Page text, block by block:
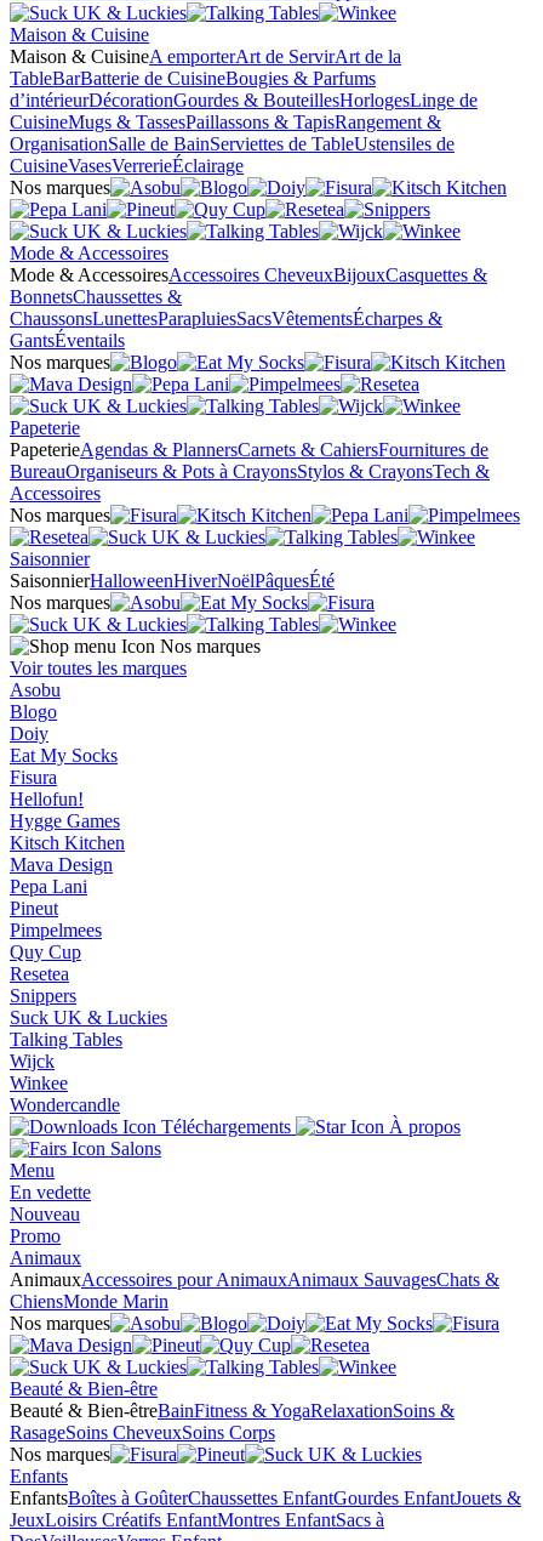
Maison & Cuisine
Maison & CuisineA emporterArt de ServirArt de la
TableBarBatterie de CuisineBougies & Parfums
d’intérieurDécorationGourdes & BouteillesHorlogesLinge de
CuisineMugs & TassesPaillassons & TapisRangement &
OrganisationSalle de BainServiettes de TableUstensiles de
CuisineVasesVerrerieÉclairage
Nos marques
Mode & Accessoires
Mode & AccessoiresAccessoires CheveuxBijouxCasquettes &
BonnetsChaussettes &
ChaussonsLunettesParapluiesSacsVêtementsÉcharpes &
GantsÉventails
Nos marques
Papeterie
PapeterieAgendas & PlannersCarnets & CahiersFournitures de
BureauOrganiseurs & Pots à CrayonsStylos & CrayonsTech &
Accessoires
Nos marques
Saisonnier
SaisonnierHalloweenHiverNoëlPâquesÉté
Nos marques
Nos marques
Voir toutes les marques
Asobu
Blogo
Doiy
Eat My Socks
Fisura
Hellofun!
Hygge Games
Kitsch Kitchen
Mava Design
Pepa Lani
Pineut
Pimpelmees
Quy Cup
Resetea
Snippers
Suck UK & Luckies
Talking Tables
Wijck
Winkee
Wondercandle
Téléchargements
À propos
Salons
Menu
En vedette
Nouveau
Promo
Animaux
AnimauxAccessoires pour AnimauxAnimaux SauvagesChats &
ChiensMonde Marin
Nos marques
Beauté & Bien-être
Beauté & Bien-êtreBainFitness & YogaRelaxationSoins &
RasageSoins CheveuxSoins Corps
Nos marques
Enfants
EnfantsBoîtes à GoûterChaussettes EnfantGourdes EnfantJouets &
JeuxLoisirs Créatifs EnfantMontres EnfantSacs à